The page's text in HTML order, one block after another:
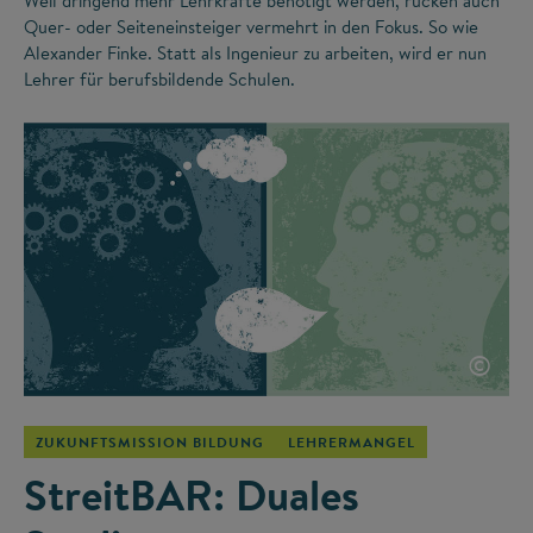
Quer- oder Seiteneinsteiger vermehrt in den Fokus. So wie
Alexander Finke. Statt als Ingenieur zu arbeiten, wird er nun
Lehrer für berufsbildende Schulen.
©
ZUKUNFTSMISSION BILDUNG LEHRERMANGEL
StreitBAR: Duales